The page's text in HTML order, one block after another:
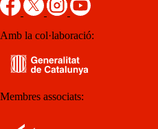
Amb la col·laboració:
Membres associats: